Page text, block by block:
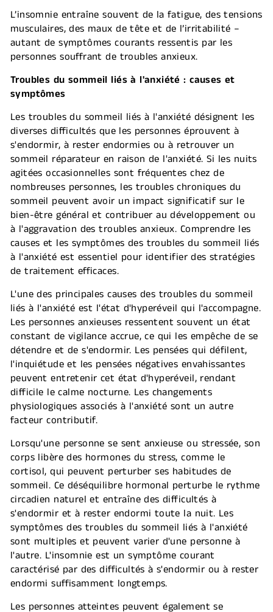
L’insomnie entraîne souvent de la fatigue, des tensions
musculaires, des maux de tête et de l’irritabilité –
autant de symptômes courants ressentis par les
personnes souffrant de troubles anxieux.
Troubles du sommeil liés à l'anxiété : causes et
symptômes
Les troubles du sommeil liés à l'anxiété désignent les
diverses difficultés que les personnes éprouvent à
s'endormir, à rester endormies ou à retrouver un
sommeil réparateur en raison de l'anxiété. Si les nuits
agitées occasionnelles sont fréquentes chez de
nombreuses personnes, les troubles chroniques du
sommeil peuvent avoir un impact significatif sur le
bien-être général et contribuer au développement ou
à l'aggravation des troubles anxieux. Comprendre les
causes et les symptômes des troubles du sommeil liés
à l'anxiété est essentiel pour identifier des stratégies
de traitement efficaces.
L'une des principales causes des troubles du sommeil
liés à l'anxiété est l'état d'hyperéveil qui l'accompagne.
Les personnes anxieuses ressentent souvent un état
constant de vigilance accrue, ce qui les empêche de se
détendre et de s'endormir. Les pensées qui défilent,
l'inquiétude et les pensées négatives envahissantes
peuvent entretenir cet état d'hyperéveil, rendant
difficile le calme nocturne. Les changements
physiologiques associés à l'anxiété sont un autre
facteur contributif.
Lorsqu'une personne se sent anxieuse ou stressée, son
corps libère des hormones du stress, comme le
cortisol, qui peuvent perturber ses habitudes de
sommeil. Ce déséquilibre hormonal perturbe le rythme
circadien naturel et entraîne des difficultés à
s'endormir et à rester endormi toute la nuit. Les
symptômes des troubles du sommeil liés à l'anxiété
sont multiples et peuvent varier d'une personne à
l'autre. L'insomnie est un symptôme courant
caractérisé par des difficultés à s'endormir ou à rester
endormi suffisamment longtemps.
Les personnes atteintes peuvent également se